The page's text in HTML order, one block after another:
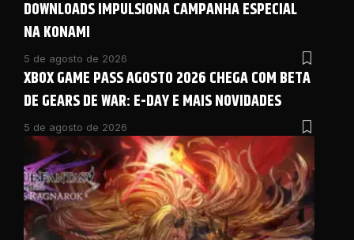
DOWNLOADS IMPULSIONA CAMPANHA ESPECIAL
NA KONAMI
5 de agosto de 2026
XBOX GAME PASS AGOSTO 2026 CHEGA COM BETA
DE GEARS DE WAR: E-DAY E MAIS NOVIDADES
5 de agosto de 2026